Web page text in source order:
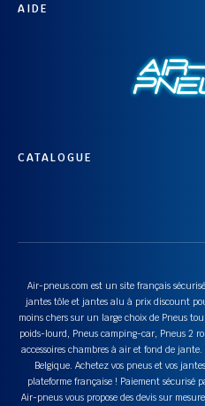
AIDE
CATALOGUE
Air-pneus.com est un site français
jantes tôle et jantes alu à prix discount
moins chers sur un large choix de Pneus
poids-lourd, Pneus camping-car, Pneus 2
accessoires chambres à air et fond de
Belgique. Achetez vos pneus et vos
plateforme française ! Paiement sécurisé
Air-pneus vous propose des devis sur